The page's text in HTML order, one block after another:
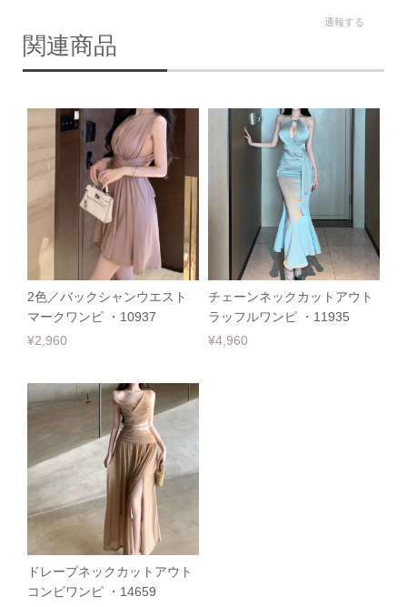
通報する
関連商品
2色／バックシャンウエスト
マークワンピ ・10937
¥2,960
チェーンネックカットアウト
ラッフルワンピ ・11935
¥4,960
ドレープネックカットアウト
コンビワンピ ・14659